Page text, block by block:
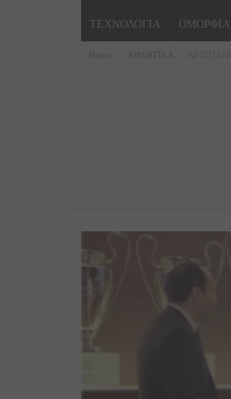
ΤΕΧΝΟΛΟΓΙΑ ΟΜΟΡΦΙΑ